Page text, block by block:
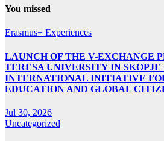
You missed
Erasmus+ Experiences
LAUNCH OF THE V-EXCHANGE
TERESA UNIVERSITY IN SKOPJE
INTERNATIONAL INITIATIVE
EDUCATION AND GLOBAL
Jul 30, 2026
Uncategorized